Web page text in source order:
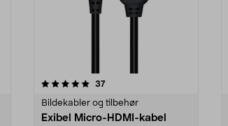
37anmeldelser
Bildekabler og tilbehør
Exibel Micro-HDMI-kabel
4.5 av 5 stjerner